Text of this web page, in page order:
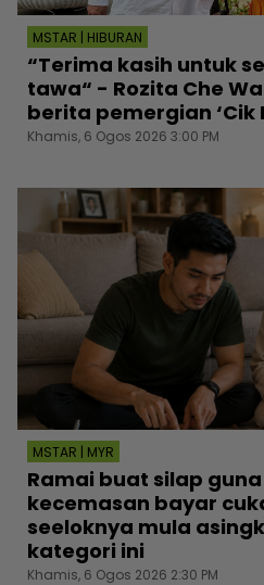
MSTAR | HIBURAN
“Terima kasih untuk
tawa“ - Rozita Che
berita pemergian ‘Cik
Khamis, 6 Ogos 2026 3:00 PM
MSTAR | MYR
Ramai buat silap
kecemasan bayar
seeloknya mula
kategori ini
Khamis, 6 Ogos 2026 2:30 PM